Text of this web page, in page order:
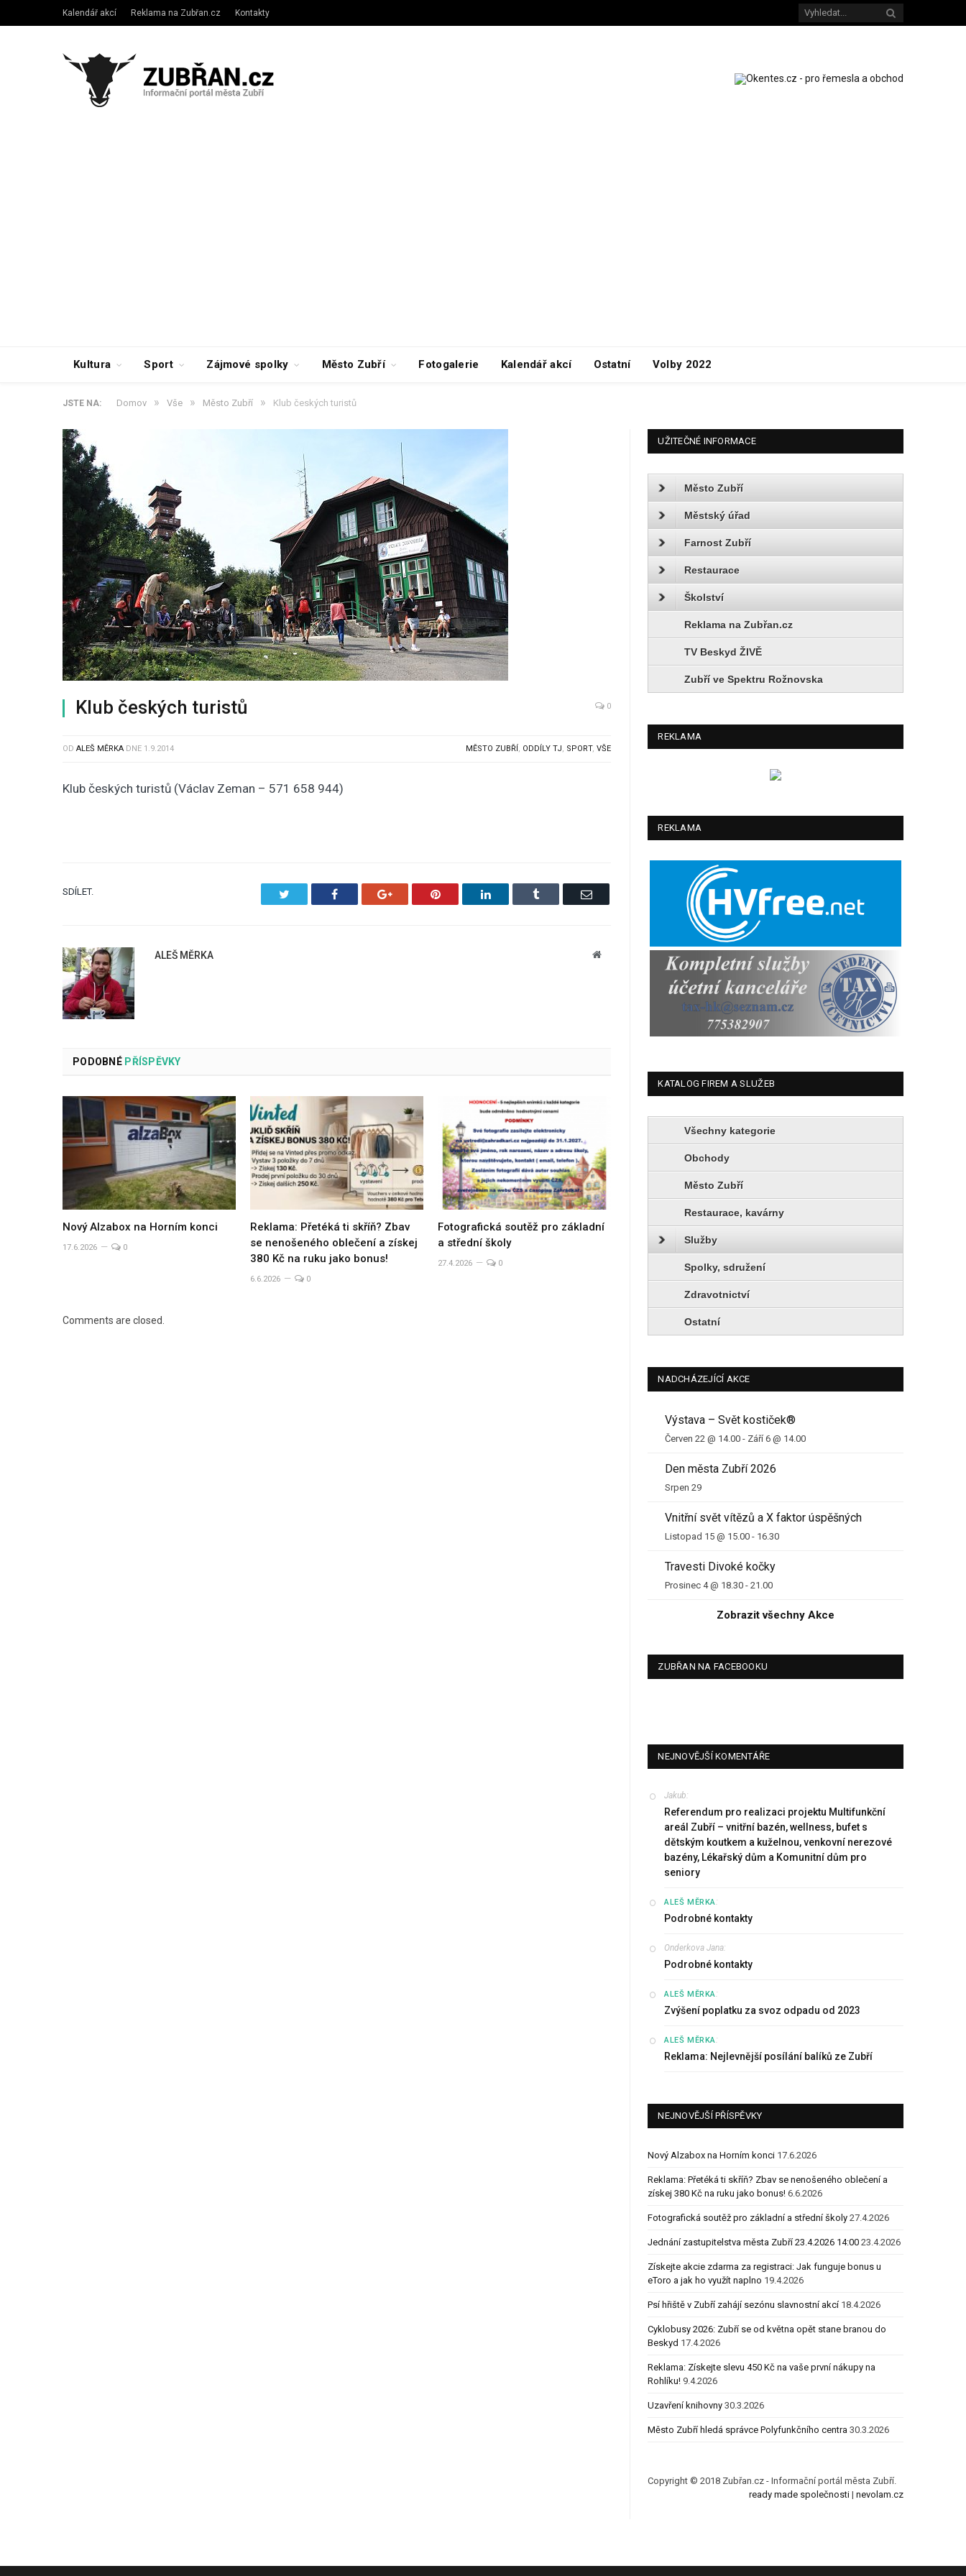
Kalendář akcí Reklama na Zubřan.cz Kontakty
Kultura Sport Zájmové spolky Město Zubří Fotogalerie Kalendář akcí Ostatní Volby 2022
JSTE NA: Domov » Vše » Město Zubří » Klub českých turistů
Klub českých turistů 0
OD ALEŠ MĚRKA DNE 1.9.2014 MĚSTO ZUBŘÍ, ODDÍLY TJ, SPORT,VŠE
Klub českých turistů (Václav Zeman – 571 658 944)
SDÍLET. Facebook Google+ Pinterest LinkedIn Tumblr Email
ALEŠ MĚRKA Website
PODOBNÉPŘÍSPĚVKY
Nový Alzabox na Horním konci
17.6.2026 0
Reklama: Přetéká ti skříň? Zbav
se nenošeného oblečení a získej
380 Kč na ruku jako bonus!
6.6.2026 0
Fotografická soutěž pro základní
a střední školy
27.4.2026 0
Comments are closed.
UŽITEČNÉ INFORMACE
Město Zubří
Městský úřad
Farnost Zubří
Restaurace
Školství
Reklama na Zubřan.cz
TV Beskyd ŽIVĚ
Zubří ve Spektru Rožnovska
REKLAMA
REKLAMA
KATALOG FIREM A SLUŽEB
Všechny kategorie
Obchody
Město Zubří
Restaurace, kavárny
Služby
Spolky, sdružení
Zdravotnictví
Ostatní
NADCHÁZEJÍCÍ AKCE
Výstava – Svět kostiček®
Červen 22 @ 14.00 - Září 6 @ 14.00
Den města Zubří 2026
Srpen 29
Vnitřní svět vítězů a X faktor úspěšných
Listopad 15 @ 15.00 - 16.30
Travesti Divoké kočky
Prosinec 4 @ 18.30 -21.00
Zobrazit všechny Akce
ZUBŘAN NA FACEBOOKU
NEJNOVĚJŠÍ KOMENTÁŘE
Jakub:
Referendum pro realizaci projektu Multifunkční
areál Zubří – vnitřní bazén, wellness, bufet s
dětským koutkem a kuželnou, venkovní nerezové
bazény, Lékařský dům a Komunitní dům pro
seniory
ALEŠ MĚRKA:
Podrobné kontakty
Onderkova Jana:
Podrobné kontakty
ALEŠ MĚRKA:
Zvýšení poplatku za svoz odpadu od 2023
ALEŠ MĚRKA:
Reklama: Nejlevnější posílání balíků ze Zubří
NEJNOVĚJŠÍ PŘÍSPĚVKY
Nový Alzabox na Horním konci 17.6.2026
Reklama: Přetéká ti skříň? Zbav se nenošeného oblečení a
získej 380 Kč na ruku jako bonus! 6.6.2026
Fotografická soutěž pro základní a střední školy 27.4.2026
Jednání zastupitelstva města Zubří 23.4.2026 14:00 23.4.2026
Získejte akcie zdarma za registraci: Jak funguje bonus u
eToro a jak ho využít naplno 19.4.2026
Psí hřiště v Zubří zahájí sezónu slavnostní akcí 18.4.2026
Cyklobusy 2026: Zubří se od května opět stane branou do
Beskyd 17.4.2026
Reklama: Získejte slevu 450 Kč na vaše první nákupy na
Rohlíku! 9.4.2026
Uzavření knihovny 30.3.2026
Město Zubří hledá správce Polyfunkčního centra 30.3.2026
Copyright © 2018 Zubřan.cz - Informační portál města Zubří.
ready made společnosti| nevolam.cz